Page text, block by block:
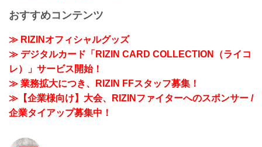
おすすめコンテンツ
≫ RIZINオフィシャルグッズ
≫ デジタルカード「RIZIN CARD COLLECTION（ライコ
レ）」サービス開始！
≫ 業務拡大につき、RIZIN FFスタッフ募集！
≫【企業様向け】大会、RIZINファイターへのスポンサー /
企業タイアップ募集中！